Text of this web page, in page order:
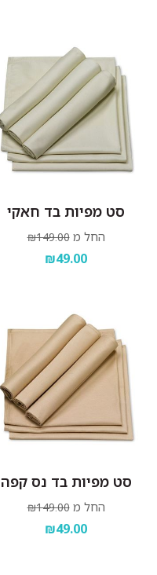
סט מפיות בד חאקי
החל מ ₪149.00
₪49.00
סט מפיות בד נס קפה
החל מ ₪149.00
₪49.00